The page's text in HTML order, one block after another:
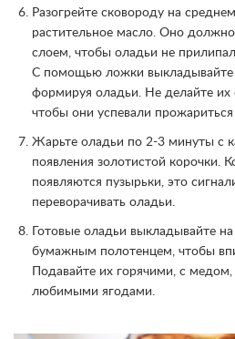
Разогрейте сковороду на
растительное масло. Оно
слоем, чтобы оладьи не
С помощью ложки выкладывайте
формируя оладьи. Не делайте
чтобы они успевали прожариться
Жарьте оладьи по 2-3 минуты с
появления золотистой корочки.
появляются пузырьки, это
переворачивать оладьи.
Готовые оладьи выкладывайте
бумажным полотенцем, чтобы
Подавайте их горячими, с
любимыми ягодами.